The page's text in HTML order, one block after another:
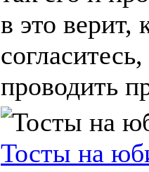
в это верит,
проводить
Тосты на